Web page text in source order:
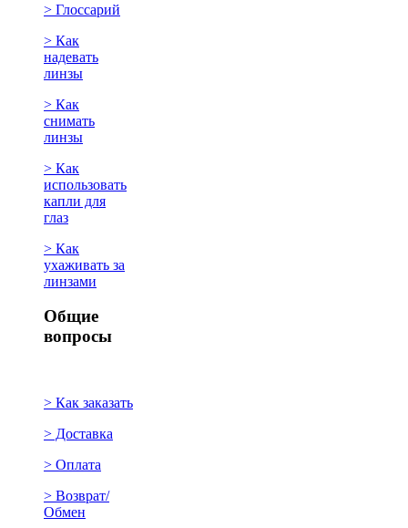
> Глоссарий
> Как
надевать
линзы
> Как
снимать
линзы
> Как
использовать
капли для
глаз
> Как
ухаживать за
линзами
Общие
вопросы
> Как заказать
> Доставка
> Оплата
> Возврат/
Обмен